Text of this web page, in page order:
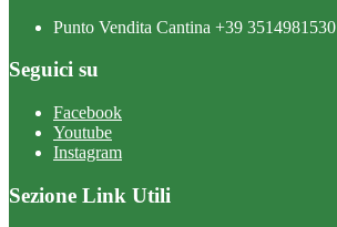
Punto Vendita Cantina +39 3514981530
Seguici su
Facebook
Youtube
Instagram
Sezione Link Utili